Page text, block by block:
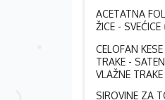
ACETATNA
ŽICE - SVEĆICE
CELOFAN
TRAKE -
VLAŽNE TRAKE
SIROVINE ZA